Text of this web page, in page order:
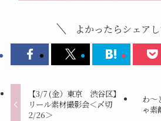
よかったらシェアし
【3/7 (金）東京 渋谷区】
リール素材撮影会＜〆切
2/26＞
わ～
ゃ素